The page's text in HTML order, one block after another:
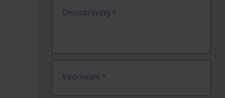
Omschrijving *
Voornaam *